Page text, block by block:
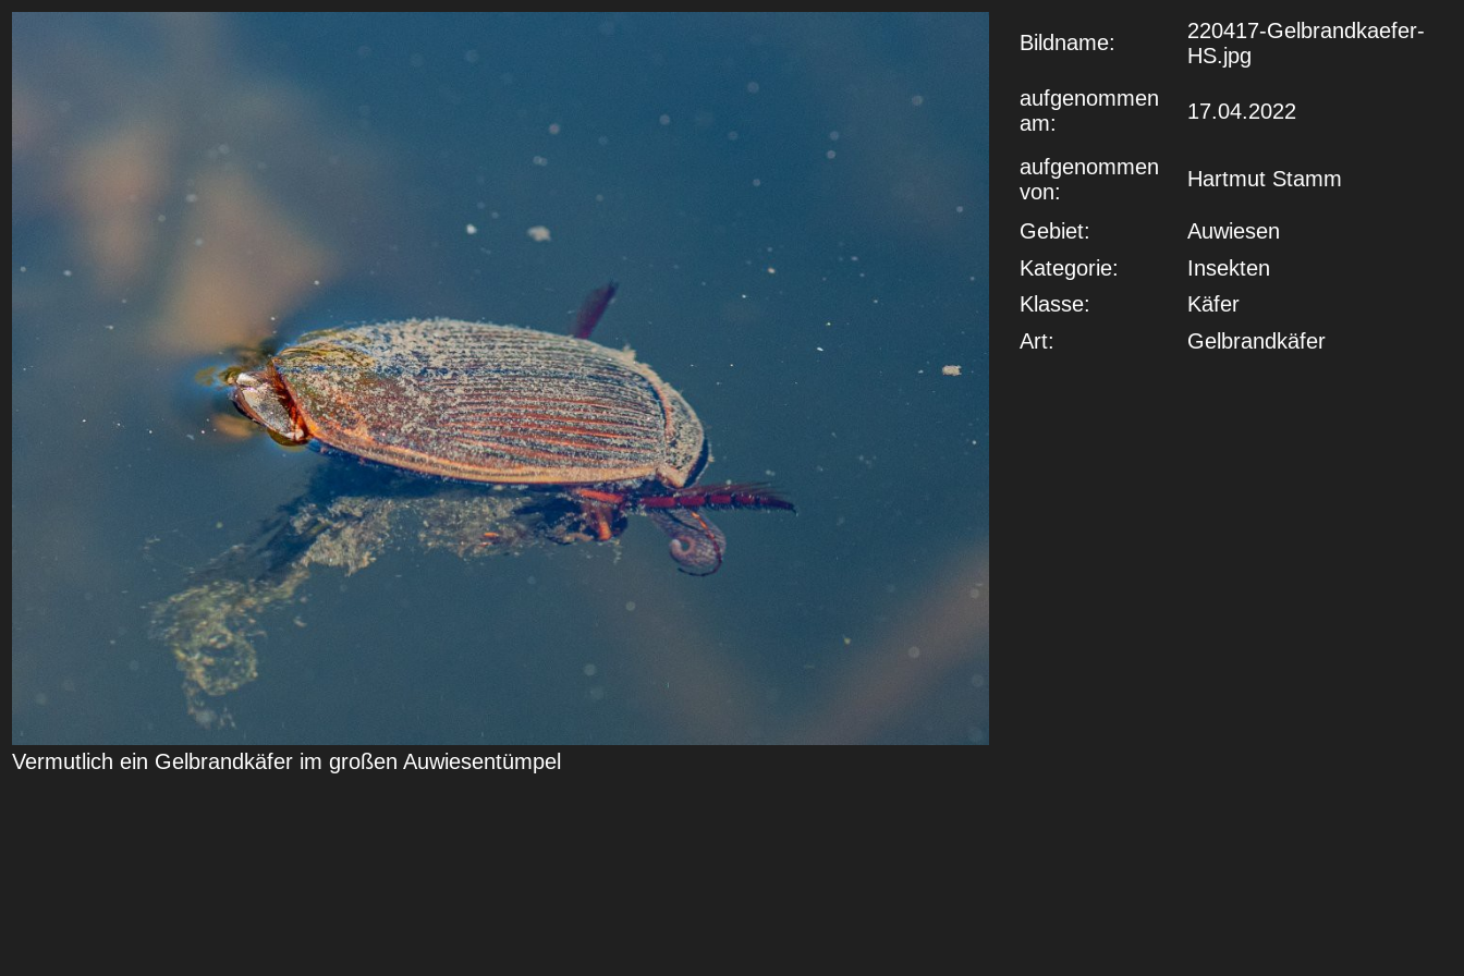
Bildname:
220417-Gelbrandkaefer-
HS.jpg
aufgenommen
am:
17.04.2022
aufgenommen
von:
Hartmut Stamm
Gebiet:
Auwiesen
Kategorie:
Insekten
Klasse:
Käfer
Art:
Gelbrandkäfer
Vermutlich ein Gelbrandkäfer im großen Auwiesentümpel